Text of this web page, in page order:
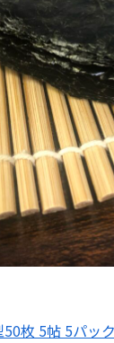
枚 5帖 5パッ